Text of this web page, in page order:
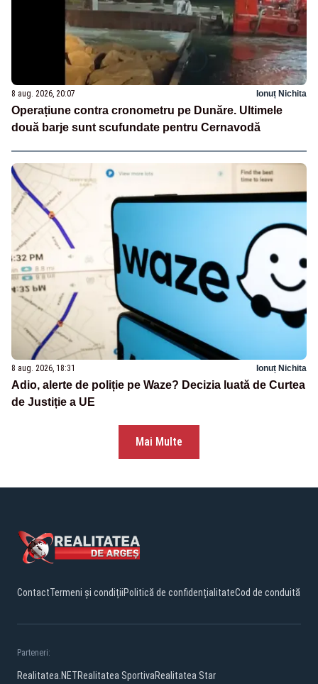
8 aug. 2026, 20:07 Ionuț Nichita
Operațiune contra cronometru pe Dunăre. Ultimele
două barje sunt scufundate pentru Cernavodă
8 aug. 2026, 18:31 Ionuț Nichita
Adio, alerte de poliție pe Waze? Decizia luată de Curtea
de Justiție a UE
Mai Multe
ContactTermeni și condițiiPolitică de confidențialitateCod de conduită
Parteneri:
Realitatea.NETRealitatea SportivaRealitatea Star